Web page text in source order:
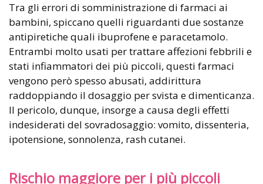
Tra gli errori di somministrazione di farmaci ai
bambini, spiccano quelli riguardanti due sostanze
antipiretiche quali ibuprofene e paracetamolo.
Entrambi molto usati per trattare affezioni febbrili e
stati infiammatori dei più piccoli, questi farmaci
vengono però spesso abusati, addirittura
raddoppiando il dosaggio per svista e dimenticanza.
Il pericolo, dunque, insorge a causa degli effetti
indesiderati del sovradosaggio: vomito, dissenteria,
ipotensione, sonnolenza, rash cutanei.
Rischio maggiore per i più piccoli